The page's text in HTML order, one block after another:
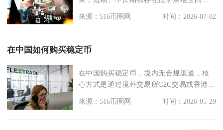
来源：516币圈网 时间：2026-07-02
在中国如何购买稳定币
在中国购买稳定币，境内无合规渠道，核
心方式是通过境外交易所C2C交易或香港合
规平台操作，全
来源：516币圈网 时间：2026-05-29